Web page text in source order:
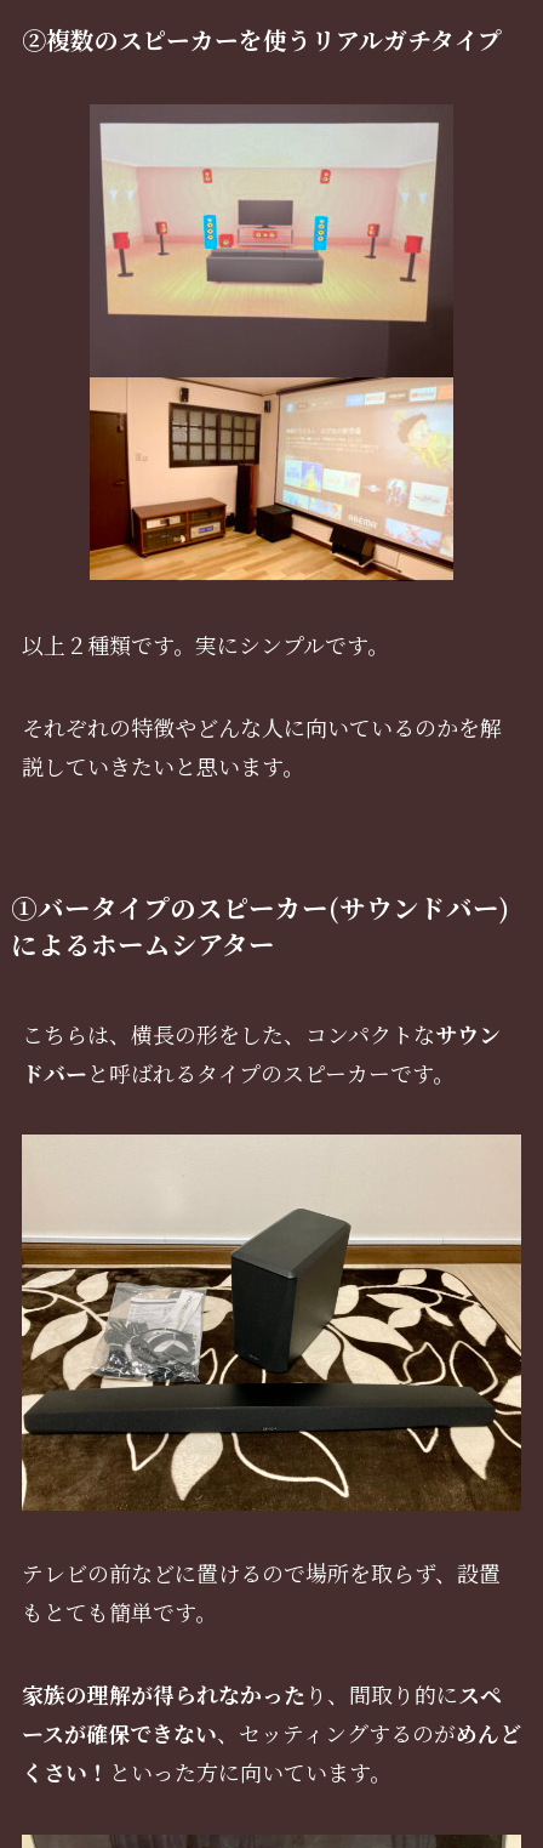
②複数のスピーカーを使うリアルガチタイプ
以上２種類です。実にシンプルです。
それぞれの特徴やどんな人に向いているのかを解
説していきたいと思います。
①バータイプのスピーカー(サウンドバー)
によるホームシアター
こちらは、横長の形をした、コンパクトなサウン
ドバーと呼ばれるタイプのスピーカーです。
テレビの前などに置けるので場所を取らず、設置
もとても簡単です。
家族の理解が得られなかった り、間取り的にスペ
ースが確保できない、セッティングするのがめんど
くさい！ といった方に向いています。